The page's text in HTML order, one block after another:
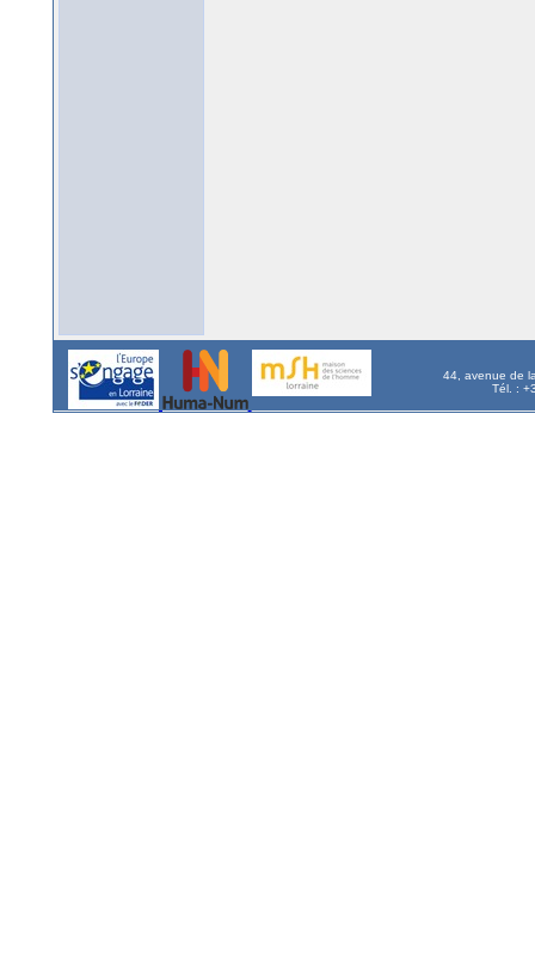
44, avenue de
Tél. :